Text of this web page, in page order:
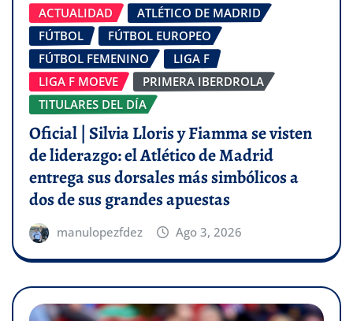
ACTUALIDAD
ATLÉTICO DE MADRID
FÚTBOL
FÚTBOL EUROPEO
FÚTBOL FEMENINO
LIGA F
LIGA F MOEVE
PRIMERA IBERDROLA
TITULARES DEL DÍA
Oficial | Silvia Lloris y Fiamma se visten
de liderazgo: el Atlético de Madrid
entrega sus dorsales más simbólicos a
dos de sus grandes apuestas
manulopezfdez Ago 3, 2026